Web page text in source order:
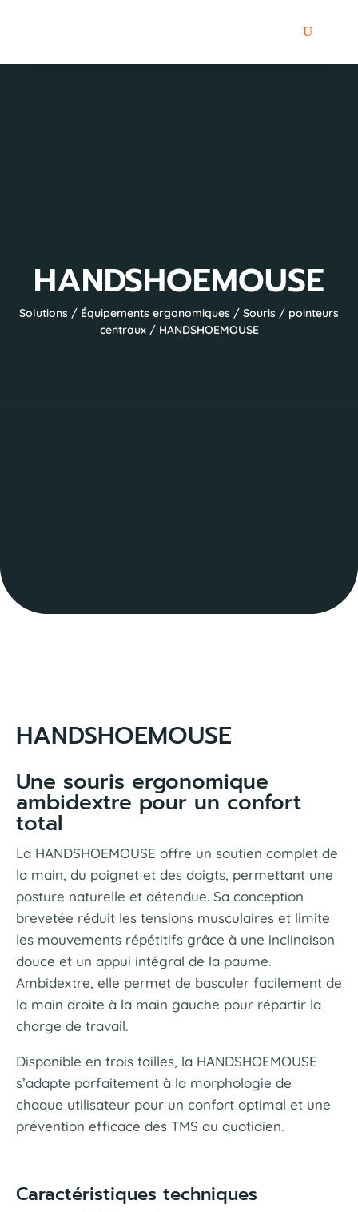
HANDSHOEMOUSE
Solutions / Équipements ergonomiques / Souris / pointeurs
centraux/ HANDSHOEMOUSE
HANDSHOEMOUSE
Une souris ergonomique
ambidextre pour un confort
total
La HANDSHOEMOUSE offre un soutien complet de
la main, du poignet et des doigts, permettant une
posture naturelle et détendue. Sa conception
brevetée réduit les tensions musculaires et limite
les mouvements répétitifs grâce à une inclinaison
douce et un appui intégral de la paume.
Ambidextre, elle permet de basculer facilement de
la main droite à la main gauche pour répartir la
charge de travail.
Disponible en trois tailles, la HANDSHOEMOUSE
s’adapte parfaitement à la morphologie de
chaque utilisateur pour un confort optimal et une
prévention efficace des TMS au quotidien.
Caractéristiques techniques